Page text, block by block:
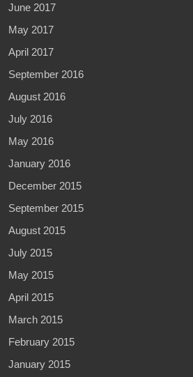
June 2017
May 2017
April 2017
September 2016
August 2016
July 2016
May 2016
January 2016
December 2015
September 2015
August 2015
July 2015
May 2015
April 2015
March 2015
February 2015
January 2015